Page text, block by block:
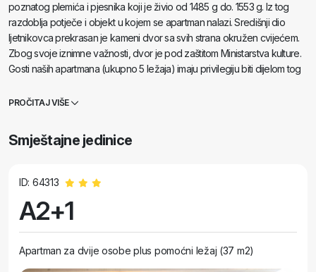
poznatog plemića i pjesnika koji je živio od 1485 g do. 1553 g. Iz tog
razdoblja potječe i objekt u kojem se apartman nalazi. Središnji dio
ljetnikovca prekrasan je kameni dvor sa svih strana okružen cvijećem.
Zbog svoje iznimne važnosti, dvor je pod zaštitom Ministarstva kulture.
Gosti naših apartmana (ukupno 5 ležaja) imaju privilegiju biti dijelom tog
apartman Hanibal za 2 ali može primiti i 3 osobe. Oba apartmana
sve s željom da se naši gosti osjećaju ugodno! Klimatizacija, internet, sat
imaju na raspolaganju i dvije bicikle po apartmanu s kojima im je ovdje
PROČITAJ VIŠE
Smještajne jedinice
ID: 64313
A2+1
Apartman za dvije osobe plus pomoćni ležaj (37 m2)